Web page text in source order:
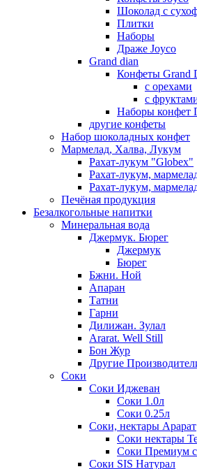
Шоколад с
Плитки
Наборы
Драже Joyco
Grand dian
Конфеты Grand
с орехами
с
Наборы конфет
другие конфеты
Набор шоколадных конфет
Мармелад, Халва, Лукум
Рахат-лукум "Globex"
Рахат-лукум,
Рахат-лукум,
Печёная продукция
Безалкогольные напитки
Минеральная вода
Джермук. Бюрег
Джермук
Бюрег
Бжни. Ной
Апаран
Татни
Гарни
Дилижан. Зулал
Ararat. Well Still
Бон Жур
Другие
Соки
Соки Иджеван
Соки 1.0л
Соки 0.25л
Соки, нектары Арарат
Соки нектары
Соки Премиум
Соки SIS Натурал